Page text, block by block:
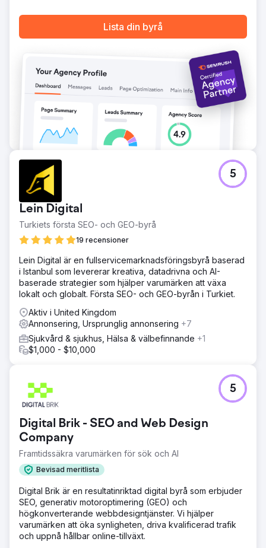
Lista din byrå
Lein Digital
Turkiets första SEO- och GEO-byrå
19 recensioner
5
Lein Digital är en fullservicemarknadsföringsbyrå baserad
i Istanbul som levererar kreativa, datadrivna och AI-
baserade strategier som hjälper varumärken att växa
lokalt och globalt. Första SEO- och GEO-byrån i Turkiet.
Aktiv i United Kingdom
Annonsering, Ursprunglig annonsering +7
Sjukvård & sjukhus, Hälsa & välbefinnande +1
$1,000 - $10,000
Digital Brik - SEO and Web Design
Company
Framtidssäkra varumärken för sök och AI
Bevisad meritlista
5
Digital Brik är en resultatinriktad digital byrå som erbjuder
SEO, generativ motoroptimering (GEO) och
högkonverterande webbdesigntjänster. Vi hjälper
varumärken att öka synligheten, driva kvalificerad trafik
och uppnå hållbar online-tillväxt.